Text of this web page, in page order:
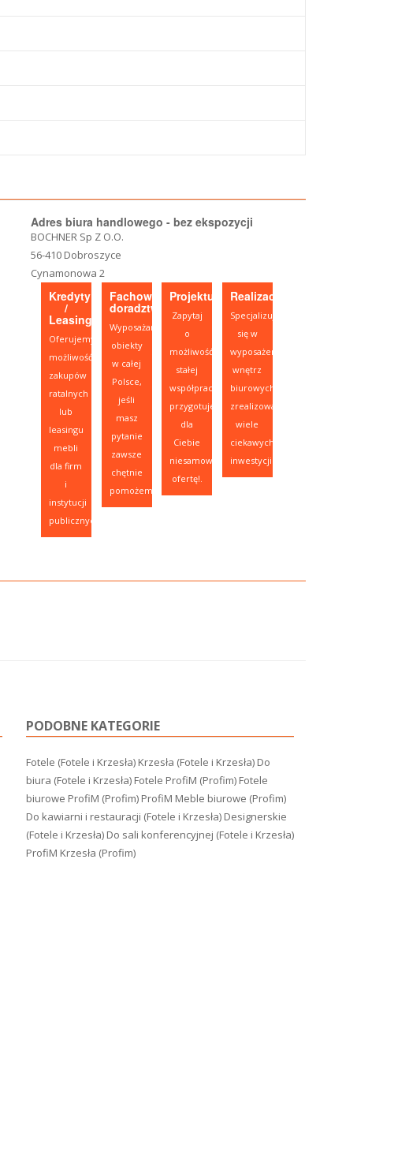
Adres biura handlowego - bez ekspozycji
BOCHNER Sp Z O.O.
56-410 Dobroszyce
Cynamonowa 2
Kredyty
/
Leasing
Oferujemy
możliwość
zakupów
ratalnych
lub
leasingu
mebli
dla firm
i
instytucji
publicznych.
Fachowe
doradztwo
Wyposażamy
obiekty
w całej
Polsce,
jeśli
masz
pytanie
zawsze
chętnie
pomożemy.
Projektujesz?
Zapytaj
o
możliwość
stałej
współpracy,
przygotujemy
dla
Ciebie
niesamowitą
ofertę!.
Realizacje
Specjalizujemy
się w
wyposażeniu
wnętrz
biurowych,
zrealizowaliśmy
wiele
ciekawych
inwestycji.
PODOBNE KATEGORIE
Fotele (Fotele i Krzesła) Krzesła (Fotele i Krzesła) Do
biura (Fotele i Krzesła) Fotele ProfiM (Profim) Fotele
biurowe ProfiM (Profim) ProfiM Meble biurowe (Profim)
Do kawiarni i restauracji (Fotele i Krzesła) Designerskie
(Fotele i Krzesła) Do sali konferencyjnej (Fotele i Krzesła)
ProfiM Krzesła (Profim)